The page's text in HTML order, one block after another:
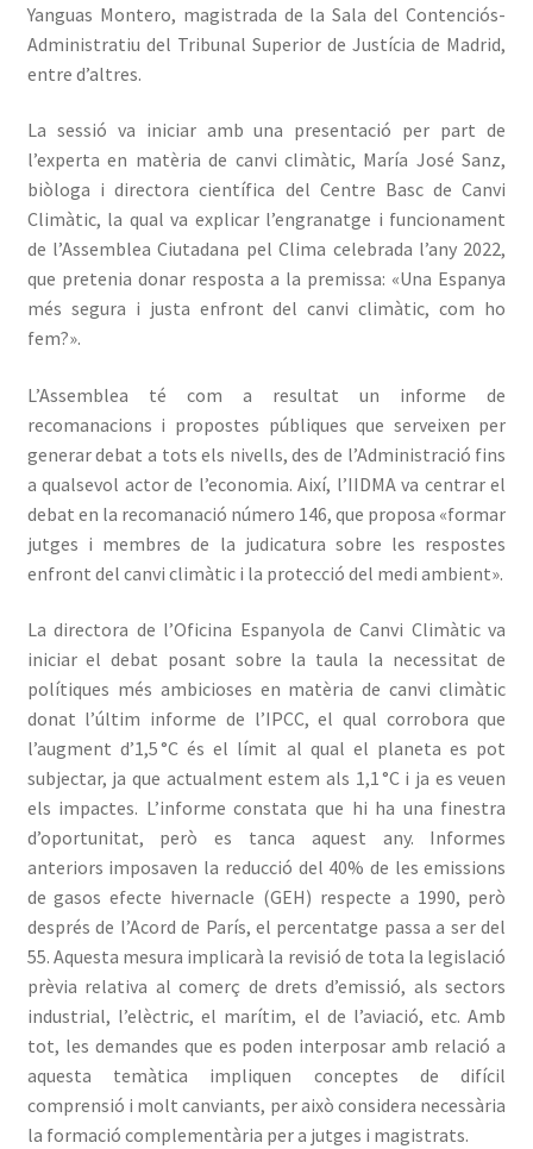
Yanguas Montero, magistrada de la Sala del Contenciós-
Administratiu del Tribunal Superior de Justícia de Madrid,
entre d’altres.
La sessió va iniciar amb una presentació per part de
l’experta en matèria de canvi climàtic, María José Sanz,
biòloga i directora científica del Centre Basc de Canvi
Climàtic, la qual va explicar l’engranatge i funcionament
de l’Assemblea Ciutadana pel Clima celebrada l’any 2022,
que pretenia donar resposta a la premissa: «Una Espanya
més segura i justa enfront del canvi climàtic, com ho
fem?».
L’Assemblea té com a resultat un informe de
recomanacions i propostes públiques que serveixen per
generar debat a tots els nivells, des de l’Administració fins
a qualsevol actor de l’economia. Així, l’IIDMA va centrar el
debat en la recomanació número 146, que proposa «formar
jutges i membres de la judicatura sobre les respostes
enfront del canvi climàtic i la protecció del medi ambient».
La directora de l’Oficina Espanyola de Canvi Climàtic va
iniciar el debat posant sobre la taula la necessitat de
polítiques més ambicioses en matèria de canvi climàtic
donat l’últim informe de l’IPCC, el qual corrobora que
l’augment d’1,5 °C és el límit al qual el planeta es pot
subjectar, ja que actualment estem als 1,1 °C i ja es veuen
els impactes. L’informe constata que hi ha una finestra
d’oportunitat, però es tanca aquest any. Informes
anteriors imposaven la reducció del 40% de les emissions
de gasos efecte hivernacle (GEH) respecte a 1990, però
després de l’Acord de París, el percentatge passa a ser del
55. Aquesta mesura implicarà la revisió de tota la legislació
prèvia relativa al comerç de drets d’emissió, als sectors
industrial, l’elèctric, el marítim, el de l’aviació, etc. Amb
tot, les demandes que es poden interposar amb relació a
aquesta temàtica impliquen conceptes de difícil
comprensió i molt canviants, per això considera necessària
la formació complementària per a jutges i magistrats.